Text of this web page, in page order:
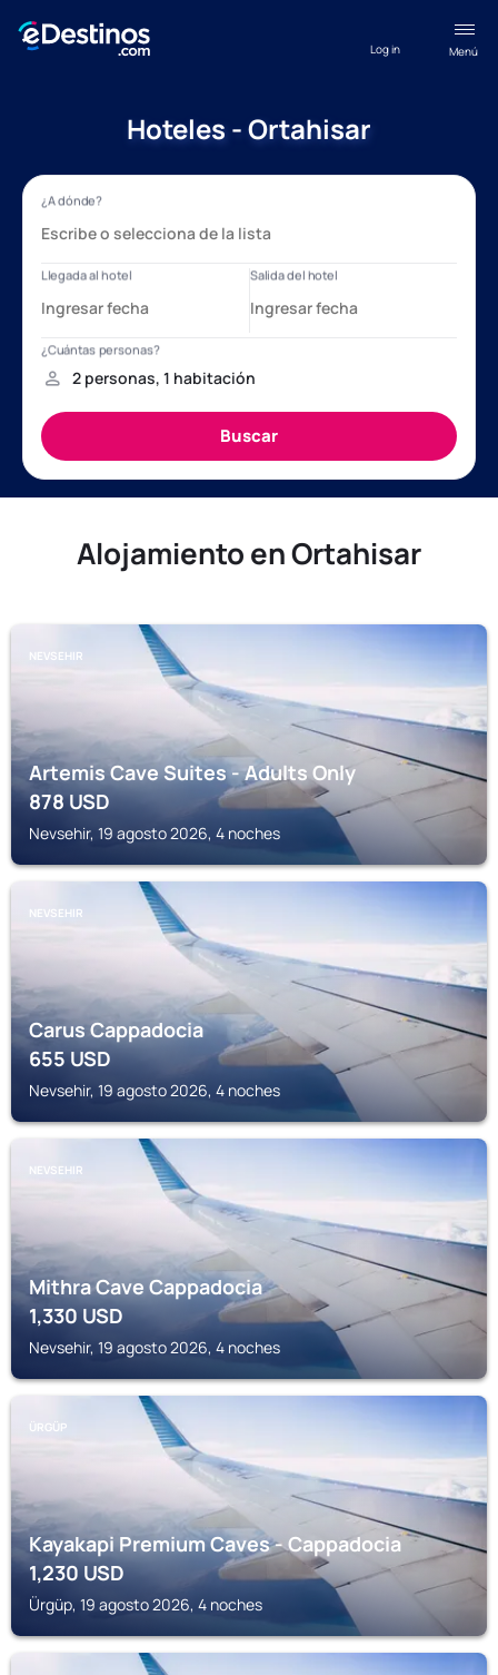
Menú
Log in
Hoteles - Ortahisar
Alojamiento en Ortahisar
NEVSEHIR
Artemis Cave Suites - Adults Only
878USD
Nevsehir, 19 agosto 2026, 4 noches
NEVSEHIR
Carus Cappadocia
655USD
Nevsehir, 19 agosto 2026, 4 noches
NEVSEHIR
Mithra Cave Cappadocia
1,330 USD
Nevsehir, 19 agosto 2026, 4 noches
ÜRGÜP
Kayakapi Premium Caves - Cappadocia
1,230USD
Ürgüp, 19 agosto 2026, 4 noches